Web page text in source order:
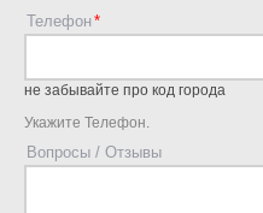
Телефон
не забывайте про код города
Укажите Телефон.
Вопросы / Отзывы